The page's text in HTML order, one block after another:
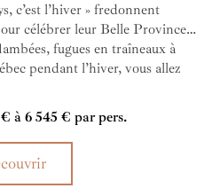
c’est l’hiver » fredonnent
célébrer leur Belle Province…
fugues en traîneaux à
pendant l’hiver, vous allez
à merveille à cette
à 6 545 € par pers.